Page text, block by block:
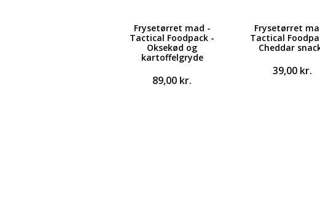
Frysetørret mad -
Tactical Foodpack -
Oksekød og
kartoffelgryde
89,00 kr.
Frysetørret
Tactical
Cheddar
39,00 kr.